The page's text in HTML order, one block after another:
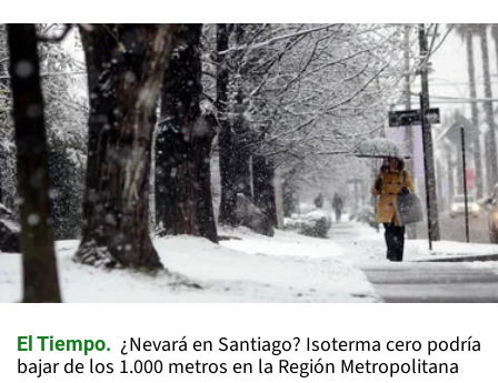
El Tiempo
¿Nevará en Santiago? Isoterma cero podría
bajar de los 1.000 metros en la Región Metropolitana